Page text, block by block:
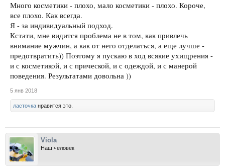
Много косметики - плохо, мало косметики - плохо. Короче,
все плохо. Как всегда.
Я - за индивидуальный подход.
Кстати, мне видится проблема не в том, как привлечь
внимание мужчин, а как от него отделаться, а еще лучше -
предотвратить)) Поэтому я пускаю в ход всякие ухищрения -
и с косметикой, и с прической, и с одеждой, и с манерой
поведения. Результатами довольна ))
5 янв 2018
ласточка нравится это.
Viola
Наш человек